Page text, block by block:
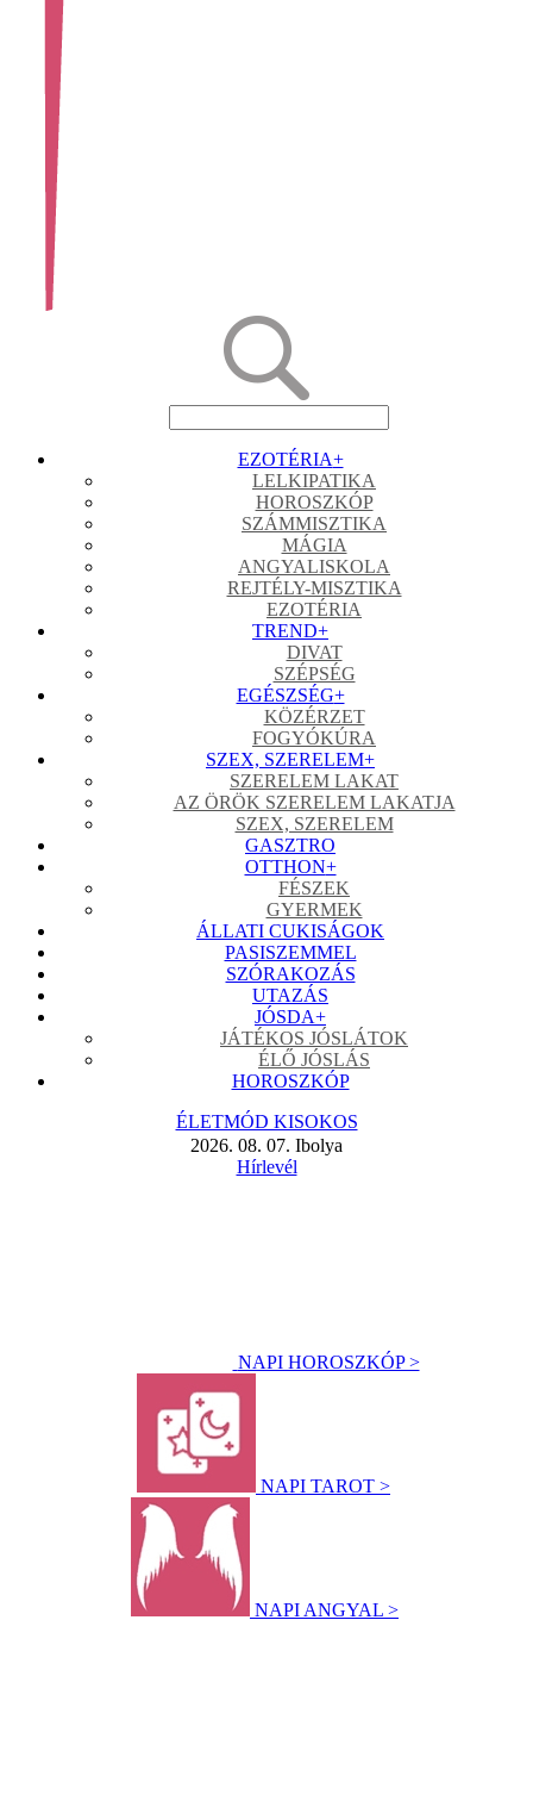
EZOTÉRIA+
LELKIPATIKA
HOROSZKÓP
SZÁMMISZTIKA
MÁGIA
ANGYALISKOLA
REJTÉLY-MISZTIKA
EZOTÉRIA
TREND+
DIVAT
SZÉPSÉG
EGÉSZSÉG+
KÖZÉRZET
FOGYÓKÚRA
SZEX, SZERELEM+
SZERELEM LAKAT
AZ ÖRÖK SZERELEM LAKATJA
SZEX, SZERELEM
GASZTRO
OTTHON+
FÉSZEK
GYERMEK
ÁLLATI CUKISÁGOK
PASISZEMMEL
SZÓRAKOZÁS
UTAZÁS
JÓSDA+
JÁTÉKOS JÓSLÁTOK
ÉLŐ JÓSLÁS
HOROSZKÓP
ÉLETMÓD KISOKOS
2026. 08. 07. Ibolya
Hírlevél
NAPI HOROSZKÓP >
NAPI TAROT >
NAPI ANGYAL >